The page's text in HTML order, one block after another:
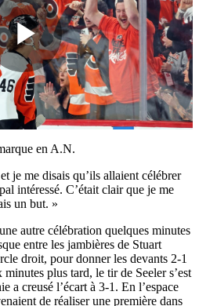
Play
Video
en A.N.
je me disais qu’ils allaient célébrer
intéressé. C’était clair que je me
un but. »
autre célébration quelques minutes
entre les jambières de Stuart
droit, pour donner les devants 2-1
plus tard, le tir de Seeler s’est
a creusé l’écart à 3-1. En l’espace
de réaliser une première dans